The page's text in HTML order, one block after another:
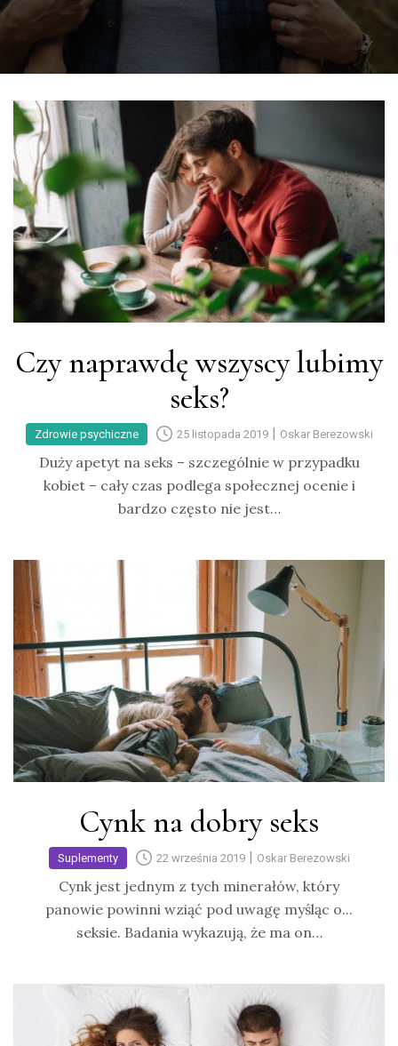
Czy naprawdę wszyscy lubimy
seks?
Zdrowie psychiczne 25 listopada 2019| Oskar Berezowski
Duży apetyt na seks – szczególnie w przypadku
kobiet – cały czas podlega społecznej ocenie i
bardzo często nie jest…
Cynk na dobry seks
Suplementy 22 września 2019| Oskar Berezowski
Cynk jest jednym z tych minerałów, który
panowie powinni wziąć pod uwagę myśląc o...
seksie. Badania wykazują, że ma on…